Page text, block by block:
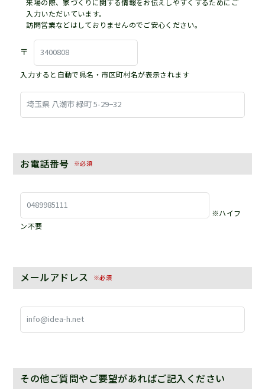
入力いただいています。
訪問営業などはしておりませんのでご安心ください。
〒
入力すると自動で県名・市区町村名が表示されます
お電話番号 ※必須
※ハイフ
ン不要
メールアドレス ※必須
その他ご質問やご要望があればご記入ください